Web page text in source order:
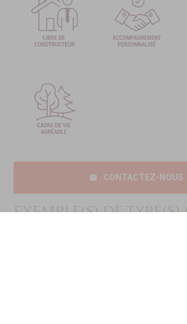
EXEMPLE(S) DE TYPE(S)
CONTACTEZ-NOUS